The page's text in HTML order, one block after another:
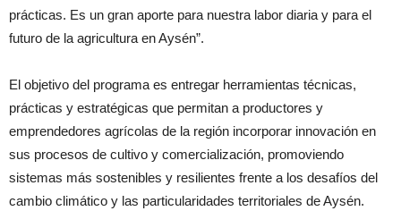
prácticas. Es un gran aporte para nuestra labor diaria y para el
futuro de la agricultura en Aysén”.
El objetivo del programa es entregar herramientas técnicas,
prácticas y estratégicas que permitan a productores y
emprendedores agrícolas de la región incorporar innovación en
sus procesos de cultivo y comercialización, promoviendo
sistemas más sostenibles y resilientes frente a los desafíos del
cambio climático y las particularidades territoriales de Aysén.